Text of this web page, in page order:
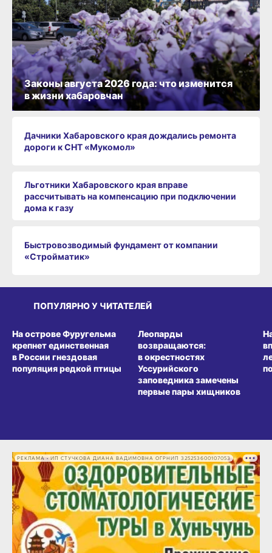
Дачники Хабаровского края дождались ремонта
дороги к СНТ «Мукомол»
Льготники Хабаровского края вправе
рассчитывать на компенсацию при подключении
дома к газу
Быстровозводимый фундамент от компании
«Стройматик»
Законы августа 2026 года: что изменится
в жизни хабаровчан
ПОПУЛЯРНО У ЧИТАТЕЛЕЙ
На острове Фуругельма
крепнет единственная
в России гнездовая
популяция редкой птицы
Леопарды
возвращаются:
в окрестностях
Уссурийского
заповедника замечены
первые пары хищников
РЕКЛАМА • ИП СТУЧКОВА ДИАНА ВАДИМОВНА ОГРНИП 325253600107053